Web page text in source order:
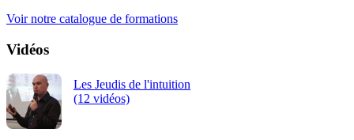
Voir notre catalogue de formations
Vidéos
Les Jeudis de l'intuition
(12 vidéos)